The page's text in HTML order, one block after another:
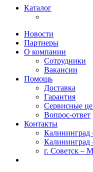
Каталог
Новости
Партнеры
О компании
Сотрудники
Вакансии
Помощь
Доставка
Гарантия
Сервисные
Вопрос-ответ
Контакты
Калининград
Калининград
г. Советск –